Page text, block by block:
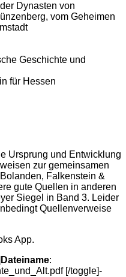
Dynasten von
vom Geheimen
Geschichte und
für Hessen
Ursprung und Entwicklung
zur gemeinsamen
Falkenstein &
gute Quellen in anderen
Siegel in Band 3. Leider
Quellenverweise
App.
Dateiname:
[/toggle]-